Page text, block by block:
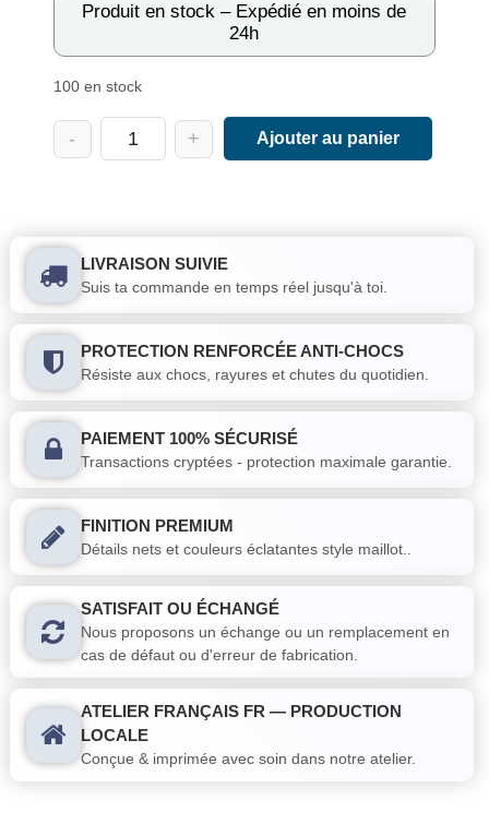
Produit en stock – Expédié en moins de
24h
100 en stock
- + Ajouter au panier
LIVRAISON SUIVIE
Suis ta commande en temps réel jusqu'à toi.
PROTECTION RENFORCÉE ANTI-CHOCS
Résiste aux chocs, rayures et chutes du quotidien.
PAIEMENT 100% SÉCURISÉ
Transactions cryptées - protection maximale garantie.
FINITION PREMIUM
Détails nets et couleurs éclatantes style maillot..
SATISFAIT OU ÉCHANGÉ
Nous proposons un échange ou un remplacement en
cas de défaut ou d'erreur de fabrication.
ATELIER FRANÇAIS FR — PRODUCTION
LOCALE
Conçue & imprimée avec soin dans notre atelier.